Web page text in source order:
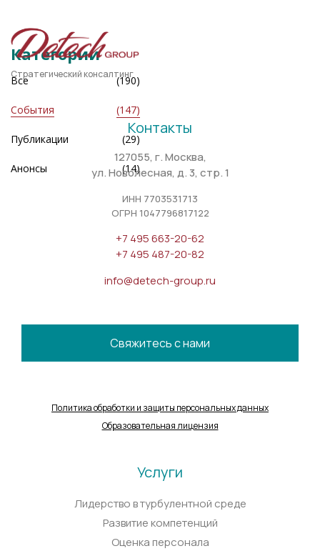
Категории
Все (190)
События (147)
Публикации (29)
Анонсы (14)
Стратегический консалтинг
Контакты
127055, г. Москва,
ул. Новолесная, д. 3, стр. 1
ИНН 7703531713
ОГРН 1047796817122
+7 495 663-20-62
+7 495 487-20-82
info@detech-group.ru
Свяжитесь с нами
Политика обработки и защиты персональных данных
Образовательная лицензия
Услуги
Лидерство в турбулентной среде
Развитие компетенций
Оценка персонала